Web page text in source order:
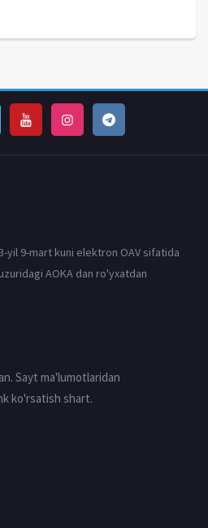
yil 9-mart kuni elektron OAV sifatida
AOKA dan ro'yxatdan
Sayt ma'lumotlaridan
ko'rsatish shart.